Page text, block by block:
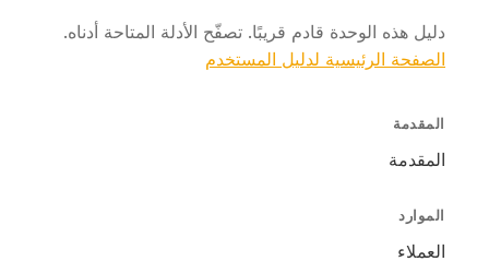
دليل هذه الوحدة قادم قريبًا. تصفّح الأدلة المتاحة أدناه.
الصفحة الرئيسية لدليل المستخدم
المقدمة
المقدمة
الموارد
العملاء